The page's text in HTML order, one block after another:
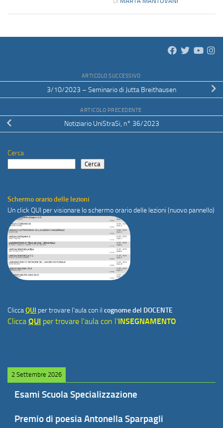
ARTICOLO SUCCESSIVO
3/10/2023 – Seminario di Jutta Breithausen
ARTICOLO PRECEDENTE
Notiziario UniStraSi, n° 36/2023
Cerca
Cerca
Schermo orario delle lezioni
Un click QUI per visionare lo schermo orario delle lezioni (nuovo pannello)
CliccaQUI per trovare l'aula con il cognome del DOCENTE
Clicca QUI per trovare l'aula con l'INSEGNAMENTO
2 Settembre 2026
Esami Scuola Specializzazione
Premio di poesia Antonella Sparpagli